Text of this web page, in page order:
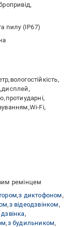
пилу (IP67)
вологостійкість
дисплей
протиударні
Wi-Fi
ремінцем
з диктофоном
з відеодзвінком
з будильником